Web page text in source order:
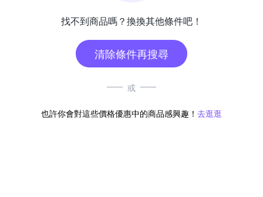
找不到商品嗎？換換其他條件吧！
清除條件再搜尋
或
也許你會對這些價格優惠中的商品感興趣！ 去逛逛